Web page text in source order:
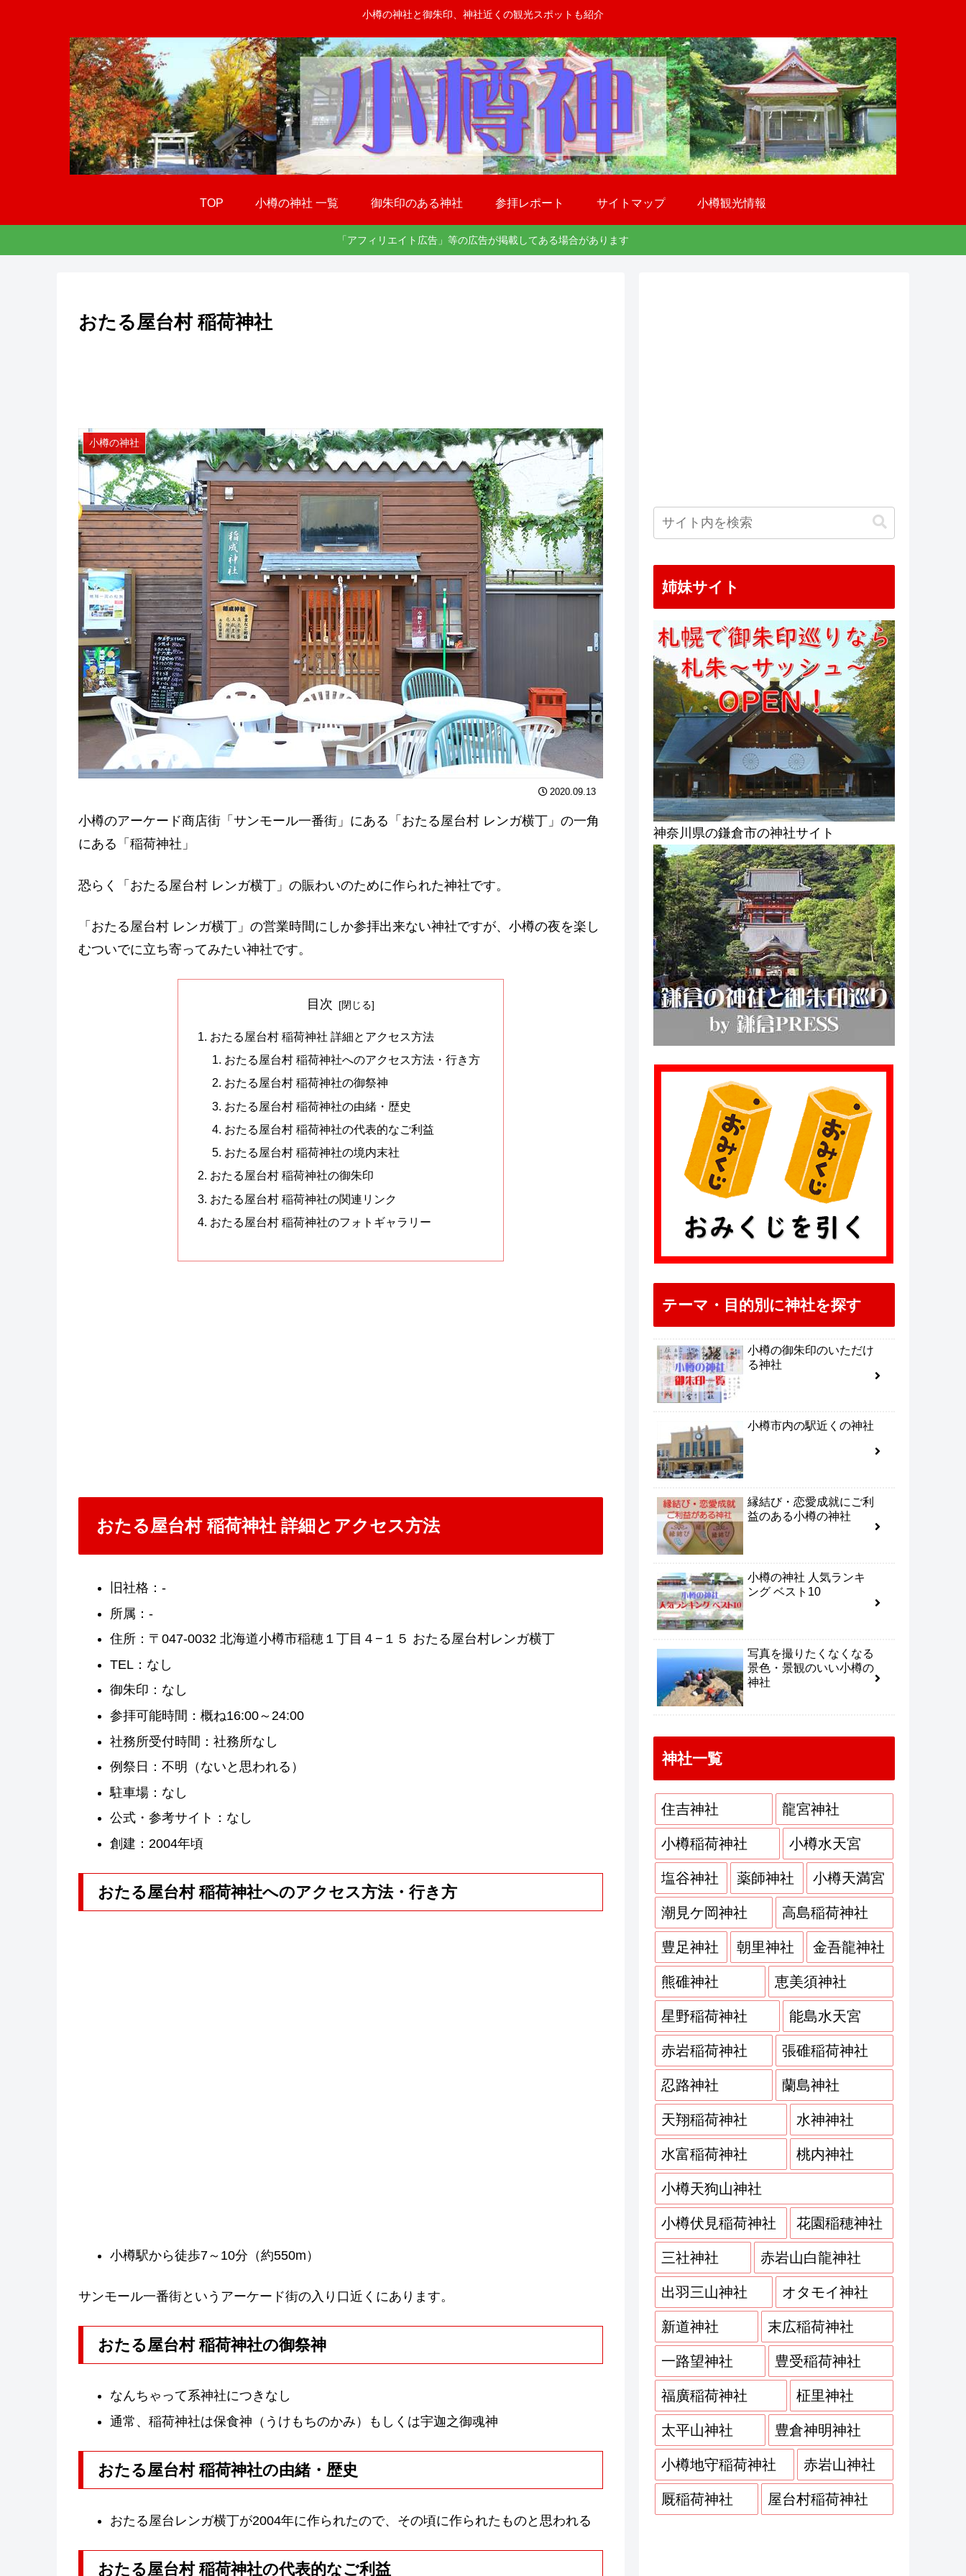
小樽の神社と御朱印、神社近くの観光スポットも紹介
TOP 小樽の神社 一覧 御朱印のある神社 参拝レポート サイトマップ 小樽観光情報
「アフィリエイト広告」等の広告が掲載してある場合があります
おたる屋台村 稲荷神社
小樽の神社
2020.09.13
小樽のアーケード商店街「サンモール一番街」にある「おたる屋台村 レンガ横丁」の一角
にある「稲荷神社」
恐らく「おたる屋台村 レンガ横丁」の賑わいのために作られた神社です。
「おたる屋台村 レンガ横丁」の営業時間にしか参拝出来ない神社ですが、小樽の夜を楽し
むついでに立ち寄ってみたい神社です。
目次
おたる屋台村 稲荷神社 詳細とアクセス方法
おたる屋台村 稲荷神社へのアクセス方法・行き方
おたる屋台村 稲荷神社の御祭神
おたる屋台村 稲荷神社の由緒・歴史
おたる屋台村 稲荷神社の代表的なご利益
おたる屋台村 稲荷神社の境内末社
おたる屋台村 稲荷神社の御朱印
おたる屋台村 稲荷神社の関連リンク
おたる屋台村 稲荷神社のフォトギャラリー
おたる屋台村 稲荷神社 詳細とアクセス方法
旧社格：-
所属：-
住所：〒047-0032 北海道小樽市稲穂１丁目４−１５ おたる屋台村レンガ横丁
TEL：なし
御朱印：なし
参拝可能時間：概ね16:00～24:00
社務所受付時間：社務所なし
例祭日：不明（ないと思われる）
駐車場：なし
公式・参考サイト：なし
創建：2004年頃
おたる屋台村 稲荷神社へのアクセス方法・行き方
小樽駅から徒歩7～10分（約550m）
サンモール一番街というアーケード街の入り口近くにあります。
おたる屋台村 稲荷神社の御祭神
なんちゃって系神社につきなし
通常、稲荷神社は保食神（うけもちのかみ）もしくは宇迦之御魂神
おたる屋台村 稲荷神社の由緒・歴史
おたる屋台レンガ横丁が2004年に作られたので、その頃に作られたものと思われる
おたる屋台村 稲荷神社の代表的なご利益
姉妹サイト
神奈川県の鎌倉市の神社サイト
テーマ・目的別に神社を探す
小樽の御朱印のいただけ
る神社
小樽市内の駅近くの神社
縁結び・恋愛成就にご利
益のある小樽の神社
小樽の神社 人気ランキ
ング ベスト10
写真を撮りたくなくなる
景色・景観のいい小樽の
神社
神社一覧
住吉神社 龍宮神社
小樽稲荷神社 小樽水天宮
塩谷神社 薬師神社 小樽天満宮
潮見ケ岡神社 高島稲荷神社
豊足神社 朝里神社 金吾龍神社
熊碓神社 恵美須神社
星野稲荷神社 能島水天宮
赤岩稲荷神社 張碓稲荷神社
忍路神社 蘭島神社
天翔稲荷神社 水神神社
水富稲荷神社 桃内神社
小樽天狗山神社
小樽伏見稲荷神社 花園稲穂神社
三社神社 赤岩山白龍神社
出羽三山神社 オタモイ神社
新道神社 末広稲荷神社
一路望神社 豊受稲荷神社
福廣稲荷神社 柾里神社
太平山神社 豊倉神明神社
小樽地守稲荷神社 赤岩山神社
厩稲荷神社 屋台村稲荷神社